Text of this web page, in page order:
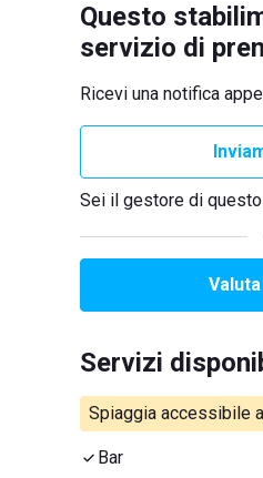
Questo
servizio di
Ricevi una notifica
Sei il gestore di
Servizi
Spiaggia accessibile
Bar